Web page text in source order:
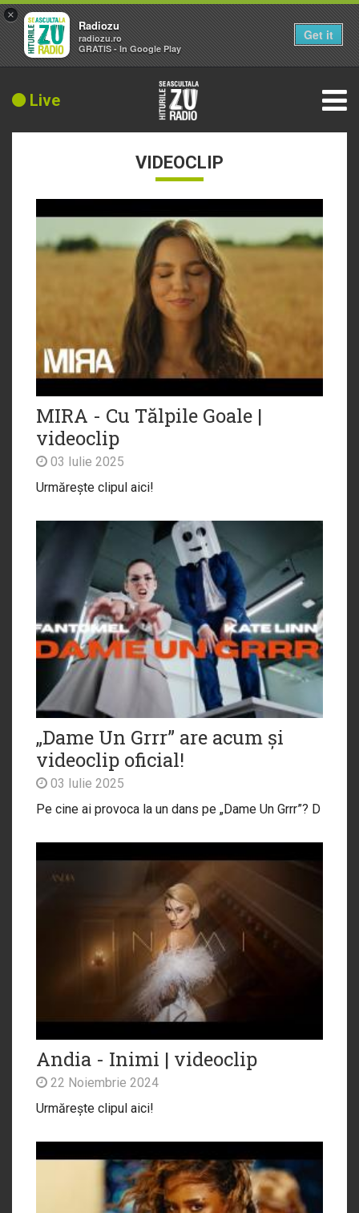
Live
VIDEOCLIP
MIRA - Cu Tălpile Goale |
videoclip
03 Iulie 2025
Urmărește clipul aici!
„Dame Un Grrr” are acum și
videoclip oficial!
03 Iulie 2025
Pe cine ai provoca la un dans pe „Dame Un Grrr”? D
Andia - Inimi | videoclip
22 Noiembrie 2024
Urmărește clipul aici!
×
Radiozu
radiozu.ro
GRATIS - In Google Play
Get it